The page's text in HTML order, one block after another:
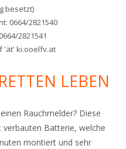
besetzt)
0664/2821540
2821541
'ät' ki.ooelfv.at
LEBEN
Rauchmelder? Diese
Batterie, welche
montiert und sehr